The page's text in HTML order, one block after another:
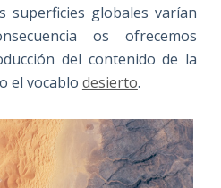
superficies globales varían
os ofrecemos
del contenido de la
el vocablo desierto.